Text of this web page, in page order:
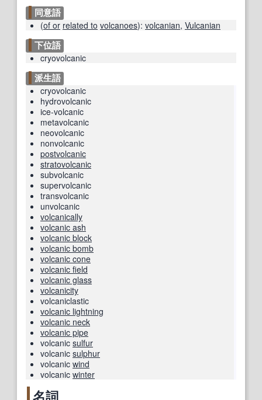
同意語
(of or related to volcanoes): volcanian, Vulcanian
下位語
cryovolcanic
派生語
cryovolcanic
hydrovolcanic
ice-volcanic
metavolcanic
neovolcanic
nonvolcanic
postvolcanic
stratovolcanic
subvolcanic
supervolcanic
transvolcanic
unvolcanic
volcanically
volcanic ash
volcanic block
volcanic bomb
volcanic cone
volcanic field
volcanic glass
volcanicity
volcaniclastic
volcanic lightning
volcanic neck
volcanic pipe
volcanic sulfur
volcanic sulphur
volcanic wind
volcanic winter
名詞